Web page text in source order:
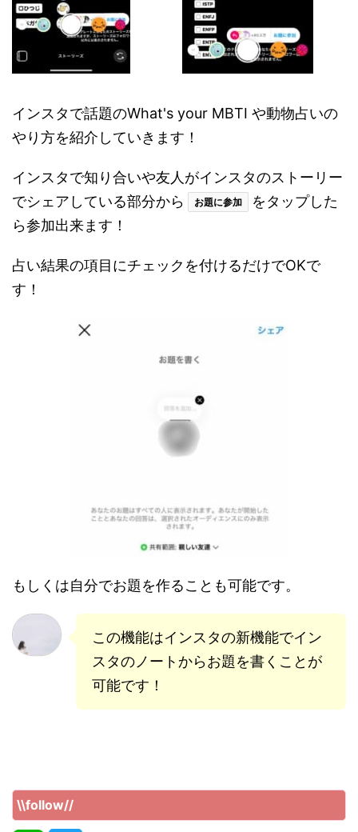
インスタで話題のWhat's your MBTI や動物占いの
やり方を紹介していきます！
インスタで知り合いや友人がインスタのストーリー
でシェアしている部分から
お題に参加
をタップした
ら参加出来ます！
占い結果の項目にチェックを付けるだけでOKで
す！
もしくは自分でお題を作ることも可能です。
この機能はインスタの新機能でイン
スタのノートからお題を書くことが
可能です！
\\follow//